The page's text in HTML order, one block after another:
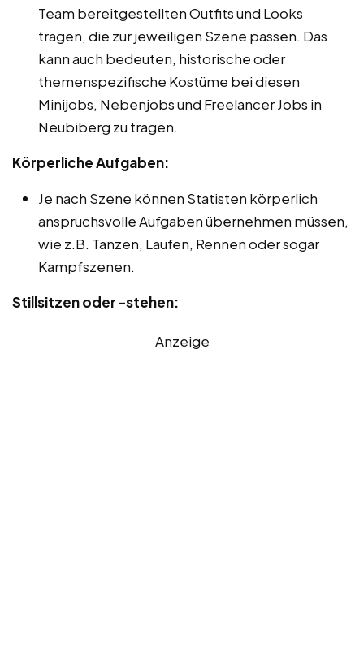
Team bereitgestellten Outfits und Looks
tragen, die zur jeweiligen Szene passen. Das
kann auch bedeuten, historische oder
themenspezifische Kostüme bei diesen
Minijobs, Nebenjobs und Freelancer Jobs in
Neubiberg zu tragen.
Körperliche Aufgaben:
Je nach Szene können Statisten körperlich
anspruchsvolle Aufgaben übernehmen müssen,
wie z.B. Tanzen, Laufen, Rennen oder sogar
Kampfszenen.
Stillsitzen oder -stehen:
Anzeige